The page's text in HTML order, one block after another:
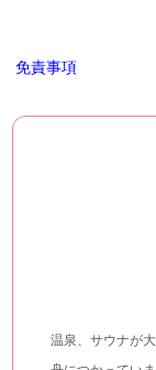
免責事項
温泉、サウナが